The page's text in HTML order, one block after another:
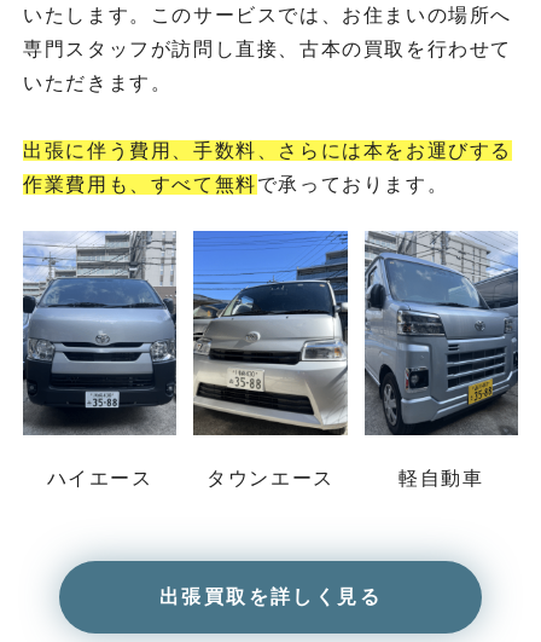
いたします。このサービスでは、お住まいの場所へ
専門スタッフが訪問し直接、古本の買取を行わせて
いただきます。
出張に伴う費用、手数料、さらには本をお運びする
作業費用も、すべて無料で承っております。
ハイエース タウンエース 軽自動車
出張買取を詳しく見る